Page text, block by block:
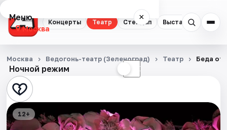
Концерты Театр Стендап Выставки
Меню ×
Москва
Концерты
Театр
Стендап
Выставки
Ночной режим ☾
Москва Ведогонь-театр (Зеленоград) Театр Беда от
12+